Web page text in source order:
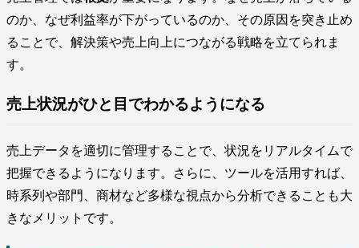
のか、なぜ利益率が下がっているのか、その原因を突き止め
ることで、解決策や売上向上につながる戦略を立てられま
す。
売上状況がひと目でわかるようになる
売上データを適切に管理することで、状況をリアルタイムで
把握できるようになります。さらに、ツールを活用すれば、
時系列や部門、商材など多様な視点から分析できることも大
きなメリットです。